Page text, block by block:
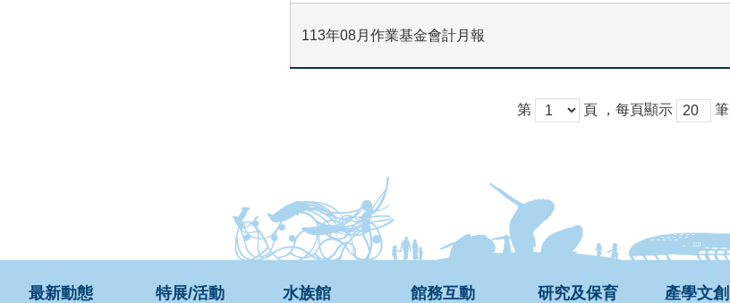
113年08月作業基金會計月報
第 頁 ，每頁顯示 筆
最新動態 特展/活動 水族館 館務互動 研究及保育 產學文創